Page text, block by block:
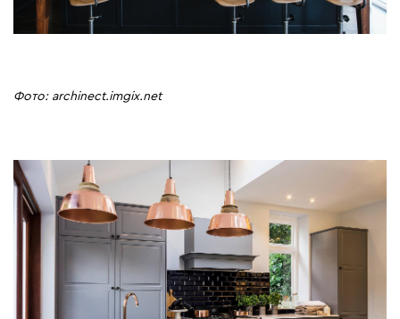
Фото: archinect.imgix.net